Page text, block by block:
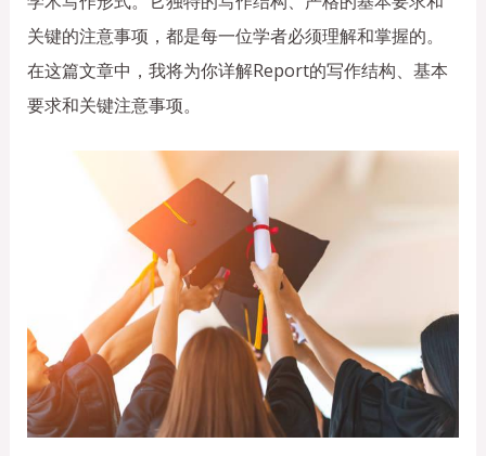
关键的注意事项，都是每一位学者必须理解和掌握的。
在这篇文章中，我将为你详解Report的写作结构、基本
要求和关键注意事项。